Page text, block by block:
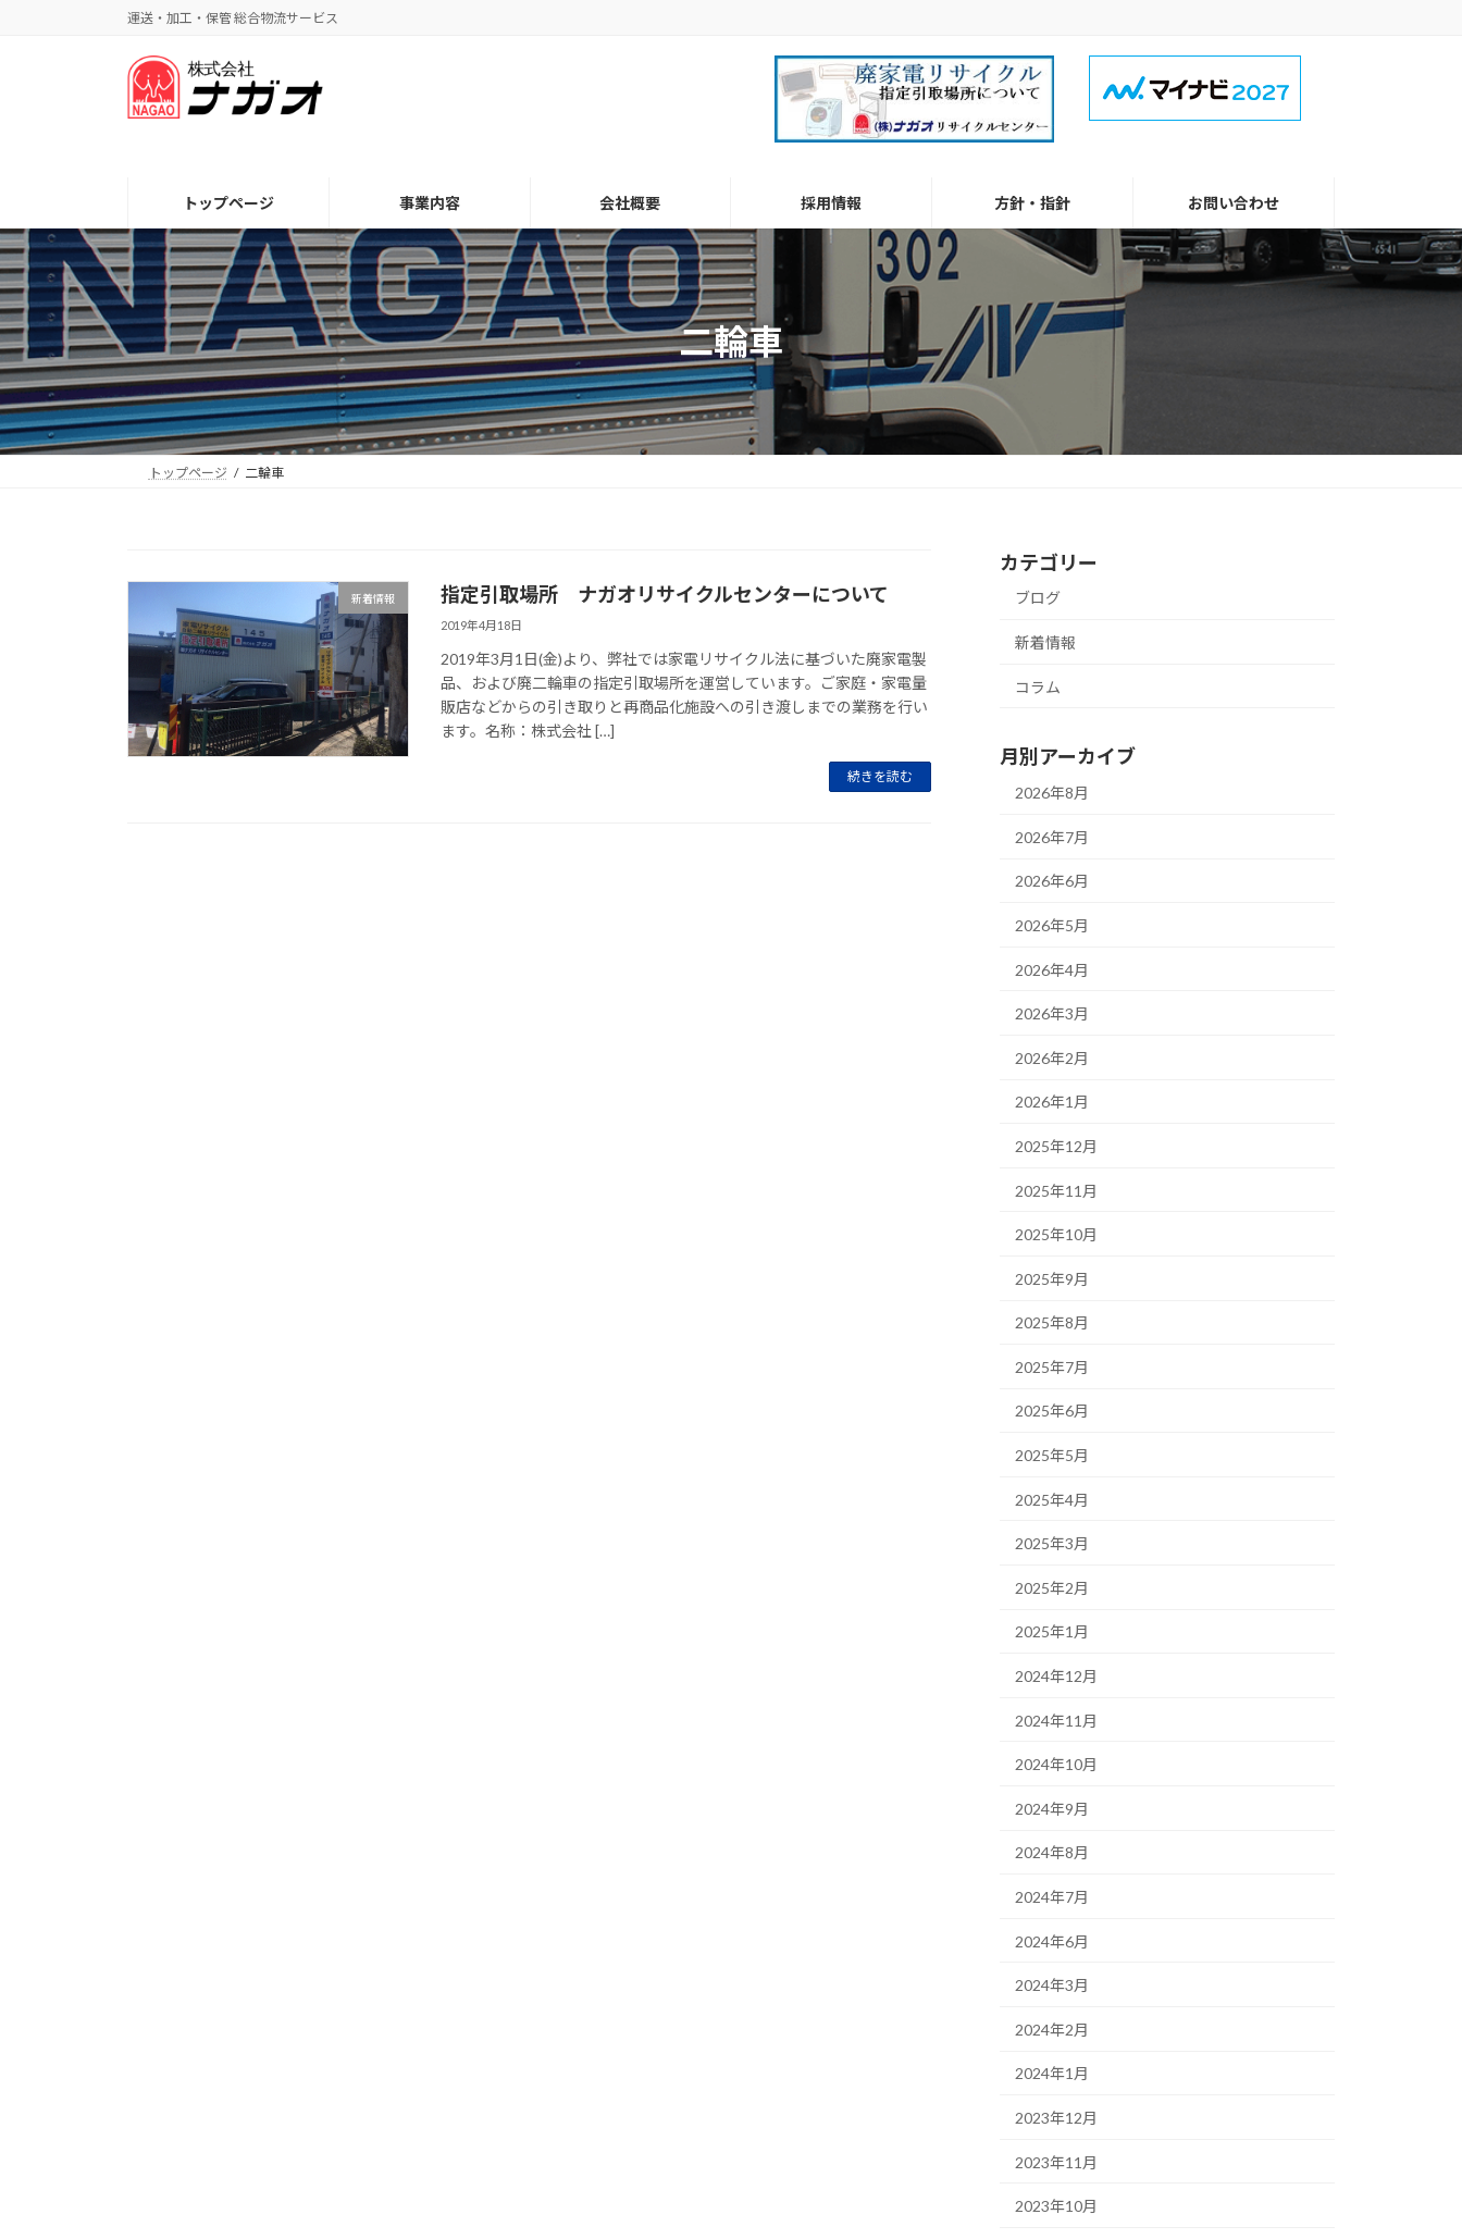
プ
動
運送・加工・保管 総合物流サービス
トップページ 事業内容 会社概要 採用情報 方針・指針 お問い合わせ
二輪車
トップページ 二輪車
新着情報 指定引取場所 ナガオリサイクルセンターについて
2019年4月18日
2019年3月1日(金)より、弊社では家電リサイクル法に基づいた廃家電製
品、および廃二輪車の指定引取場所を運営しています。ご家庭・家電量
販店などからの引き取りと再商品化施設への引き渡しまでの業務を行い
ます。名称：株式会社 […]
続きを読む
カテゴリー
ブログ
新着情報
コラム
月別アーカイブ
2026年8月
2026年7月
2026年6月
2026年5月
2026年4月
2026年3月
2026年2月
2026年1月
2025年12月
2025年11月
2025年10月
2025年9月
2025年8月
2025年7月
2025年6月
2025年5月
2025年4月
2025年3月
2025年2月
2025年1月
2024年12月
2024年11月
2024年10月
2024年9月
2024年8月
2024年7月
2024年6月
2024年3月
2024年2月
2024年1月
2023年12月
2023年11月
2023年10月